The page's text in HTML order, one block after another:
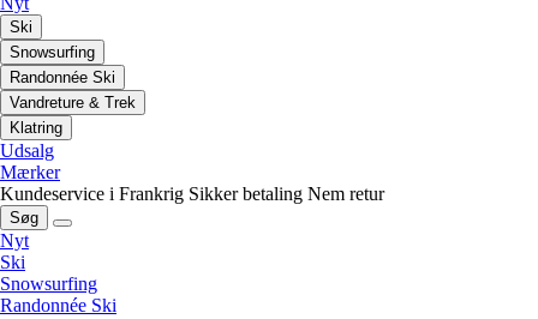
Ski
Snowsurfing
Randonnée Ski
Vandreture & Trek
Klatring
Udsalg
Mærker
Kundeservice i Frankrig Sikker betaling Nem retur
Søg
Nyt
Ski
Snowsurfing
Randonnée Ski